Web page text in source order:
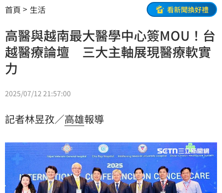
首頁 生活 看新聞換好禮
高醫與越南最大醫學中心簽MOU！台
越醫療論壇 三大主軸展現醫療軟實
力
2025/07/12 21:57:00
記者林昱孜／高雄報導